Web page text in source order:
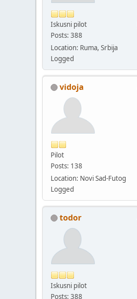
Iskusni pilot
Posts: 388
Location: Ruma, Srbija
Logged
vidoja
Pilot
Posts: 138
Location: Novi Sad-Futog
Logged
todor
Iskusni pilot
Posts: 388